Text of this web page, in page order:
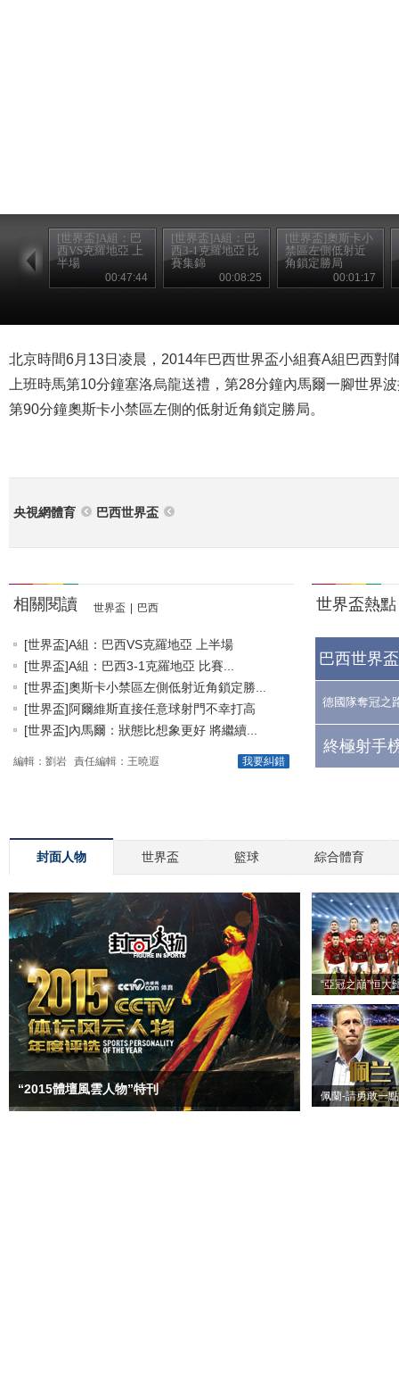
[世界盃]A組：巴
西VS克羅地亞 上
半場
00:47:44
[世界盃]A組：巴
西3-1克羅地亞 比
賽集錦
00:08:25
[世界盃]奧斯卡小
禁區左側低射近
角鎖定勝局
00:01:17
北京時間6月13日凌晨，2014年巴西世界盃小組賽A組巴西對
上班時馬第10分鐘塞洛烏龍送禮，第28分鐘內馬爾一腳世界
第90分鐘奧斯卡小禁區左側的低射近角鎖定勝局。
央視網體育 巴西世界盃
相關閱讀 世界盃 巴西
[世界盃]A組：巴西VS克羅地亞 上半場
[世界盃]A組：巴西3-1克羅地亞 比賽...
[世界盃]奧斯卡小禁區左側低射近角鎖定勝...
[世界盃]阿爾維斯直接任意球射門不幸打高
[世界盃]內馬爾：狀態比想象更好 將繼續...
我要糾錯
編輯：劉岩 責任編輯：王曉遐
世界盃熱點
巴西世界
德國隊奪冠之
終極射手
封面人物 世界盃 籃球 綜合體育
“2015體壇風雲人物”特刊
“亞冠之巔”恒大
佩蘭-請勇敢一點